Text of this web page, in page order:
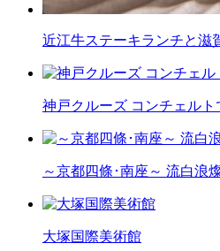
近江牛ステーキランチと滋
神戸クルーズ コンチェル
～京都四條･南座～ 流白浪
大塚国際美術館